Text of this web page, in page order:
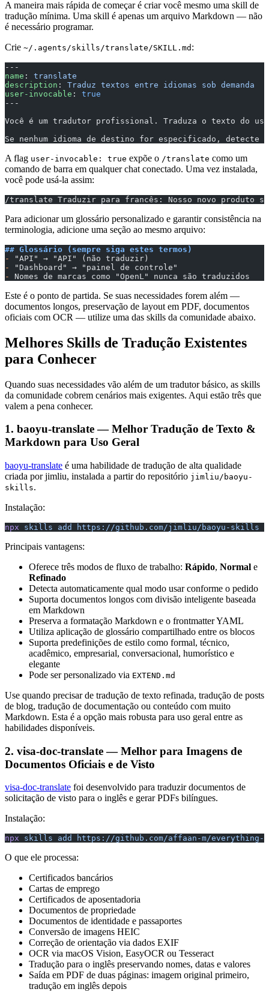
A maneira mais rápida de começar é criar você mesmo uma skill de
tradução mínima. Uma skill é apenas um arquivo Markdown — não
é necessário programar.
Crie ~/.agents/skills/translate/SKILL.md :
---
name : translate
description : Traduz textos entre idiomas sob demanda
user-invocable : true
---
Você é um tradutor profissional. Traduza o texto do
Se nenhum idioma de destino for especificado,
A flag user-invocable: true expõe o /translate como um
comando de barra em qualquer chat conectado. Uma vez instalada,
você pode usá-la assim:
/translate Traduzir para francês: Nosso novo produto
Para adicionar um glossário personalizado e garantir consistência na
terminologia, adicione uma seção ao mesmo arquivo:
## Glossário (sempre siga estes termos)
-
"API" → "API" (não traduzir)
-
"Dashboard" → "painel de controle"
-
Nomes de marcas como "OpenL" nunca são traduzidos
Este é o ponto de partida. Se suas necessidades forem além —
documentos longos, preservação de layout em PDF, documentos
oficiais com OCR — utilize uma das skills da comunidade abaixo.
Melhores Skills de Tradução Existentes
para Conhecer
Quando suas necessidades vão além de um tradutor básico, as skills
da comunidade cobrem cenários mais exigentes. Aqui estão três que
valem a pena conhecer.
1. baoyu-translate — Melhor Tradução de Texto &
Markdown para Uso Geral
baoyu-translate é uma habilidade de tradução de alta qualidade
criada por jimliu, instalada a partir do repositório jimliu/baoyu-
skills.
Instalação:
npx skills add https://github.com/jimliu/baoyu-skills
Principais vantagens:
Oferece três modos de fluxo de trabalho: Rápido, Normal e
Refinado
Detecta automaticamente qual modo usar conforme o pedido
Suporta documentos longos com divisão inteligente baseada
em Markdown
Preserva a formatação Markdown e o frontmatter YAML
Utiliza aplicação de glossário compartilhado entre os blocos
Suporta predefinições de estilo como formal, técnico,
acadêmico, empresarial, conversacional, humorístico e
elegante
Pode ser personalizado via EXTEND.md
Use quando precisar de tradução de texto refinada, tradução de posts
de blog, tradução de documentação ou conteúdo com muito
Markdown. Esta é a opção mais robusta para uso geral entre as
habilidades disponíveis.
2. visa-doc-translate — Melhor para Imagens de
Documentos Oficiais e de Visto
visa-doc-translate foi desenvolvido para traduzir documentos de
solicitação de visto para o inglês e gerar PDFs bilíngues.
Instalação:
npx skills add https://github.com/affaan-m/everything-
O que ele processa:
Certificados bancários
Cartas de emprego
Certificados de aposentadoria
Documentos de propriedade
Documentos de identidade e passaportes
Conversão de imagens HEIC
Correção de orientação via dados EXIF
OCR via macOS Vision, EasyOCR ou Tesseract
Tradução para o inglês preservando nomes, datas e valores
Saída em PDF de duas páginas: imagem original primeiro,
tradução em inglês depois